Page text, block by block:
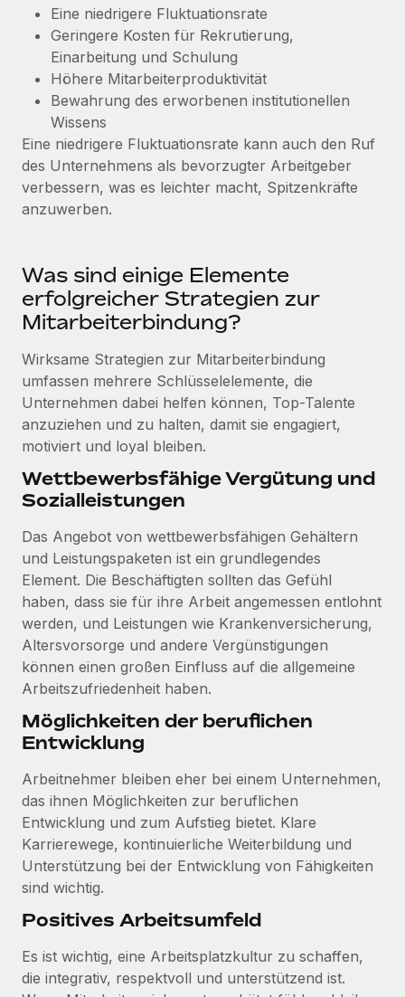
Mehr erfahren
Wie Phiture 55 Mitarbeiter:innen in 19 Ländern
mit Remote verwaltet
Phiture ist der unumstrittene Marktführer im Bereich der
Wachstumsberatung für mobile Apps. Das...
Mehr erfahren
Eine niedrigere Fluktuationsrate
Geringere Kosten für Rekrutierung,
Einarbeitung und Schulung
Höhere Mitarbeiterproduktivität
Bewahrung des erworbenen institutionellen
Wissens
Eine niedrigere Fluktuationsrate kann auch den Ruf
des Unternehmens als bevorzugter Arbeitgeber
verbessern, was es leichter macht, Spitzenkräfte
anzuwerben.
Was sind einige Elemente
erfolgreicher Strategien zur
Mitarbeiterbindung?
Wirksame Strategien zur Mitarbeiterbindung
umfassen mehrere Schlüsselelemente, die
Unternehmen dabei helfen können, Top-Talente
anzuziehen und zu halten, damit sie engagiert,
motiviert und loyal bleiben.
Wettbewerbsfähige Vergütung und
Sozialleistungen
Das Angebot von wettbewerbsfähigen Gehältern
und Leistungspaketen ist ein grundlegendes
Element. Die Beschäftigten sollten das Gefühl
haben, dass sie für ihre Arbeit angemessen entlohnt
werden, und Leistungen wie Krankenversicherung,
Altersvorsorge und andere Vergünstigungen
können einen großen Einfluss auf die allgemeine
Arbeitszufriedenheit haben.
Möglichkeiten der beruflichen
Entwicklung
Arbeitnehmer bleiben eher bei einem Unternehmen,
das ihnen Möglichkeiten zur beruflichen
Entwicklung und zum Aufstieg bietet. Klare
Karrierewege, kontinuierliche Weiterbildung und
Unterstützung bei der Entwicklung von Fähigkeiten
sind wichtig.
Positives Arbeitsumfeld
Es ist wichtig, eine Arbeitsplatzkultur zu schaffen,
die integrativ, respektvoll und unterstützend ist.